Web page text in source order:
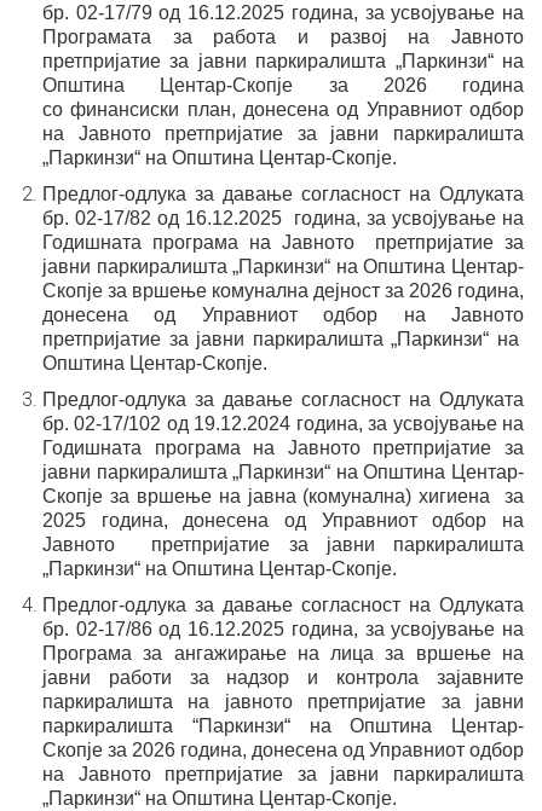
бр. 02-17/79од 16.12.2025 година, за усвојување на
Програмата за работа и развој на Јавното
претпријатие за јавни паркиралишта „Паркинзи“ на
Општина Центар-Скопје за 2026година
со финансиски план, донесена од Управниот одбор
на Јавното претпријатие за јавни паркиралишта
„Паркинзи“ на Општина Центар-Скопје.
Предлог-одлука за давање согласност на Одлуката
бр. 02-17/82 од 16.12.2025 година, за усвојување на
Годишната програма
на Јавното
претпријатие за
јавни паркиралишта „Паркинзи“ на Општина Центар-
Скопје за вршење комунална дејност за 2026 година,
донесена од Управниот одбор на Јавното
претпријатие за јавни паркиралишта „Паркинзи“ на
Општина Центар-Скопје.
Предлог-одлука за давање согласност на Одлуката
бр. 02-17/102 од 19.12.2024 година, за усвојување на
Годишната програма на
Јавното претпријатие за
јавни паркиралишта „Паркинзи“ наОпштина Центар-
Скопје за вршење на јавна (комунална) хигиена
за
2025 година, донесена од Управниот одбор на
Јавното
претпријатие
за јавни паркиралишта
„Паркинзи“ на Општина Центар-Скопје.
Предлог-одлука за давање согласност на Одлуката
бр. 02-17/86од 16.12.2025 година, за усвојување на
Програма за ангажирање на лица за вршење на
јавни работи за надзор и контрола зајавните
паркиралишта на јавното претпријатие за јавни
паркиралишта “Паркинзи“ на Општина Центар-
Скопје за 2026 година, донесена од Управниот одбор
на Јавното претпријатие за јавни паркиралишта
„Паркинзи“ на Општина Центар-Скопје.